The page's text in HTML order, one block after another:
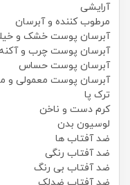
آرایشی
مرطوب کننده و آبرسان
آبرسان پوست خشک و
آبرسان پوست چرب و
آبرسان پوست حساس
آبرسان پوست معمولی و
ترک پا
کرم دست و ناخن
لوسیون بدن
ضد آفتاب ها
ضد آفتاب رنگی
ضد آفتاب بی رنگ